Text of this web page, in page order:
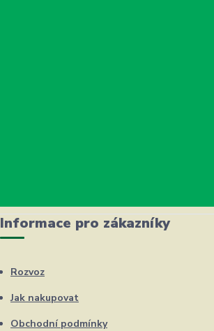
Informace pro zákazníky
Rozvoz
Jak nakupovat
Obchodní podmínky